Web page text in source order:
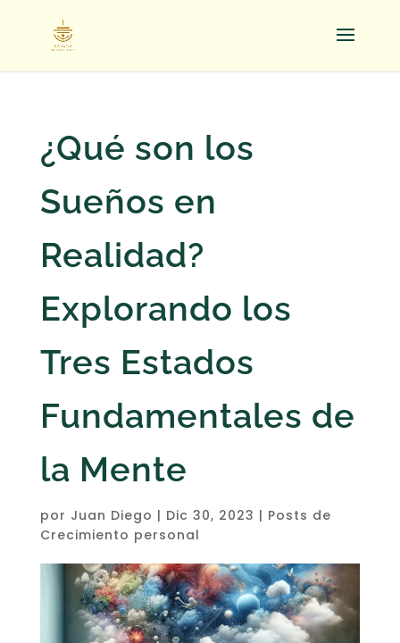
¿Qué son los
Sueños en
Realidad?
Explorando los
Tres Estados
Fundamentales de
la Mente
por Juan Diego | Dic 30, 2023 | Posts de
Crecimiento personal